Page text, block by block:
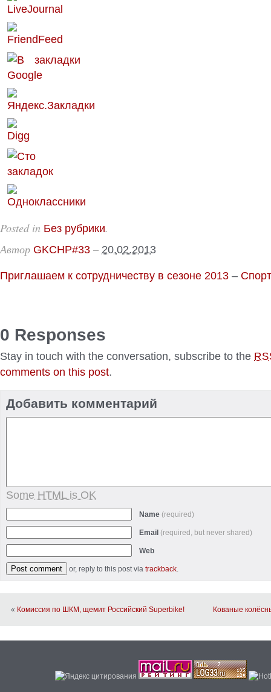
Posted in Без рубрики.
Автор GKCHP#33 – 20.02.2013
Приглашаем к сотрудничеству в сезоне 2013 –
0 Responses
Stay in touch with the conversation, subscribe to the
comments on this post.
Добавить комментарий
Some HTML is OK
Name (required)
Email (required, but never shared)
Web
or, reply to this post via trackback.
« Комиссия по ШКМ, щемит Российский Superbike! Кованые